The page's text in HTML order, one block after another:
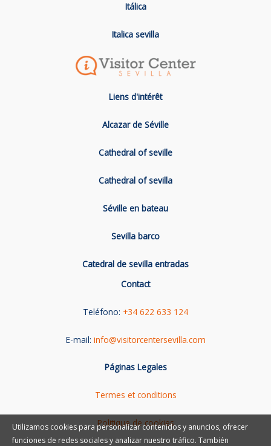
Itálica
Italica sevilla
Liens d'intérêt
Alcazar de Séville
Cathedral of seville
Cathedral of sevilla
Séville en bateau
Sevilla barco
Catedral de sevilla entradas
Contact
Teléfono: +34 622 633 124
E-mail: info@visitorcentersevilla.com
Páginas Legales
Termes et conditions
Politique de cookies
Utilizamos cookies para personalizar contenidos y anuncios, ofrecer
funciones de redes sociales y analizar nuestro tráfico. También